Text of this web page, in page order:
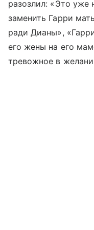
разозлил: «Это уже
заменить Гарри
ради Дианы»,
его жены на его
тревожное в